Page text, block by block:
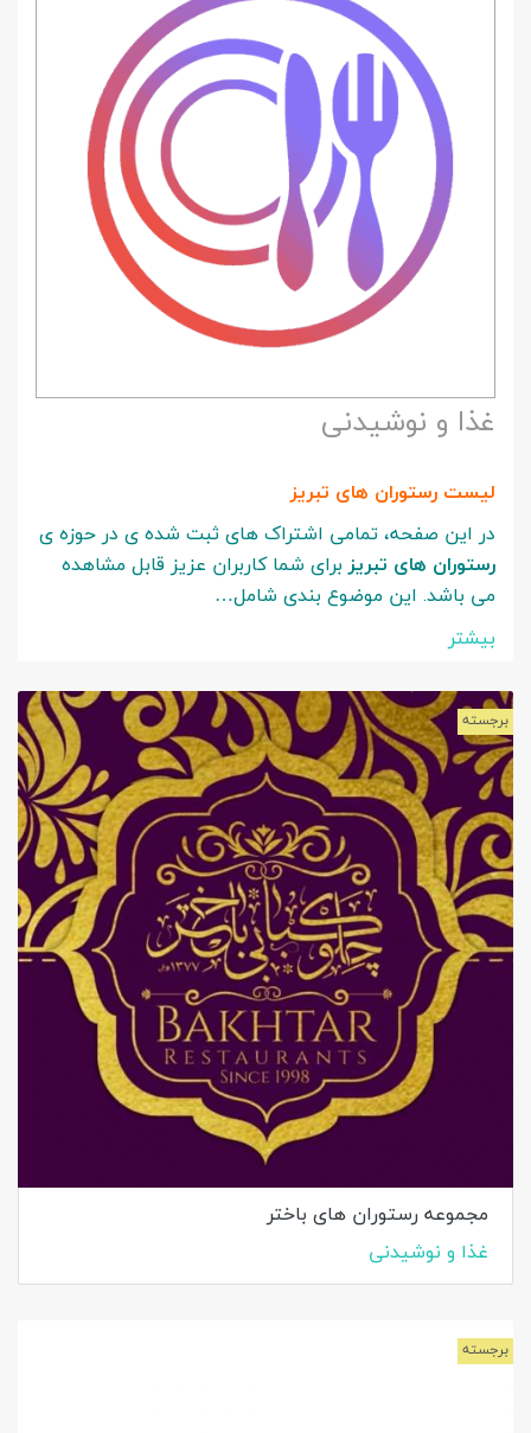
غذا و نوشیدنی
لیست رستوران های تبریز
در این صفحه، تمامی اشتراک های ثبت شده ی در حوزه ی
رستوران های تبریزبرای شما کاربران عزیز قابل مشاهده
می باشد. این موضوع بندی شامل…
بیشتر
برجسته
مجموعه رستوران های باختر
غذا و نوشیدنی
برجسته